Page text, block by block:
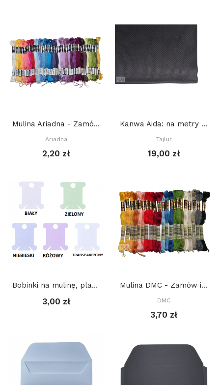
Mulina Ariadna - Zamów ile potrzebujesz, a...
Ariadna
2,20 zł
Kanwa Aida: na metry Tajlur: CZARNA
Tajlur
19,00 zł
Bobinki na mulinę, plastikowe - BEZBARWNE op 10...
3,00 zł
Mulina DMC - Zamów ile potrzebujesz, a kolory...
DMC
3,70 zł